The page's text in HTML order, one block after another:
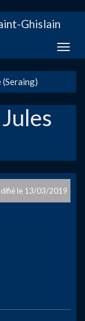
Ghislain
Toggle
(Seraing)
13/03/2019